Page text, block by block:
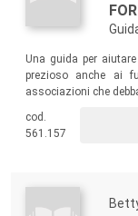
Una guida per
prezioso anche ai
associazioni che
cod.
561.157